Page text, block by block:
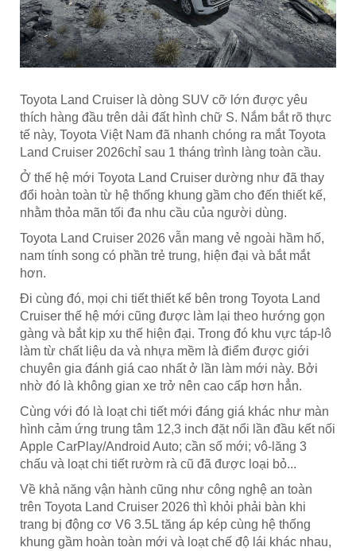
Toyota Land Cruiser là dòng SUV cỡ lớn được yêu
thích hàng đầu trên dải đất hình chữ S. Nắm bắt rõ thực
tế này, Toyota Việt Nam đã nhanh chóng ra mắt Toyota
Land Cruiser 2026chỉ sau 1 tháng trình làng toàn cầu.
Ở thế hệ mới Toyota Land Cruiser dường như đã thay
đổi hoàn toàn từ hệ thống khung gầm cho đến thiết kế,
nhằm thỏa mãn tối đa nhu cầu của người dùng.
Toyota Land Cruiser 2026 vẫn mang vẻ ngoài hầm hố,
nam tính song có phần trẻ trung, hiện đại và bắt mắt
hơn.
Đi cùng đó, mọi chi tiết thiết kế bên trong Toyota Land
Cruiser thế hệ mới cũng được làm lại theo hướng gọn
gàng và bắt kịp xu thế hiện đại. Trong đó khu vực táp-lô
làm từ chất liệu da và nhựa mềm là điểm được giới
chuyên gia đánh giá cao nhất ở lần làm mới này. Bởi
nhờ đó là không gian xe trở nên cao cấp hơn hẳn.
Cùng với đó là loạt chi tiết mới đáng giá khác như màn
hình cảm ứng trung tâm 12,3 inch đặt nổi lần đầu kết nối
Apple CarPlay/Android Auto; cần số mới; vô-lăng 3
chấu và loạt chi tiết rườm rà cũ đã được loại bỏ...
Về khả năng vận hành cũng như công nghệ an toàn
trên Toyota Land Cruiser 2026 thì khỏi phải bàn khi
trang bị động cơ V6 3.5L tăng áp kép cùng hệ thống
khung gầm hoàn toàn mới và loạt chế độ lái khác nhau,